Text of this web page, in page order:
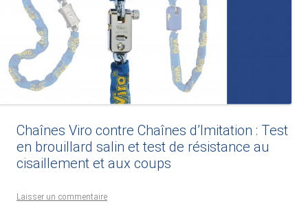
Chaînes Viro contre Chaînes d’Imitation : Test
en brouillard salin et test de résistance au
cisaillement et aux coups
Laisser un commentaire